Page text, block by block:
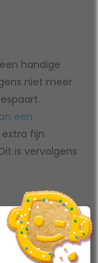
handige
niet meer
een
fijn
is vervolgens
een
minder energie